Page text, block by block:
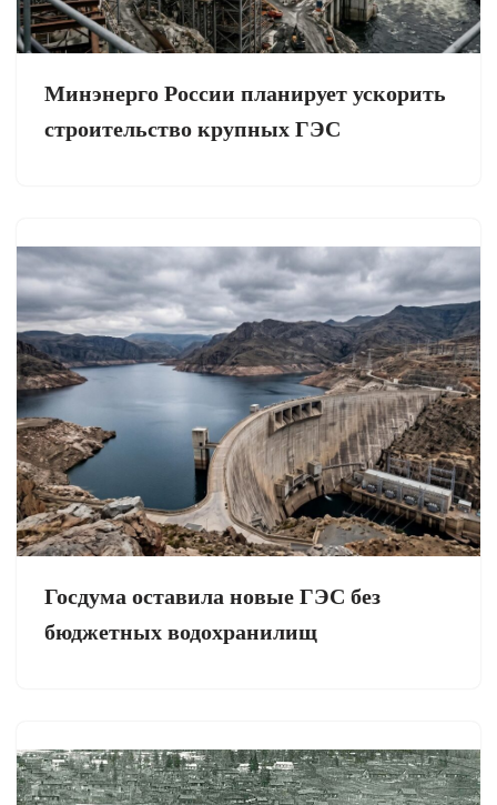
Минэнерго России планирует ускорить
строительство крупных ГЭС
Госдума оставила новые ГЭС без
бюджетных водохранилищ